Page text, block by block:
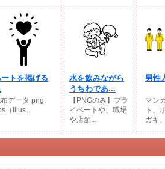
トを掲げる
データ png,
（Illus...
水を飲みながら
うちわであ...
【PNGのみ】プラ
イベートや、職場
や店舗...
男性
マン
ト、
ガキ